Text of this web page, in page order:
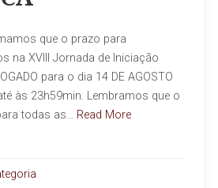
que o prazo para
na XVIII Jornada de Iniciação
para o dia 14 DE AGOSTO
às 23h59min. Lembramos que o
todas as… Read More